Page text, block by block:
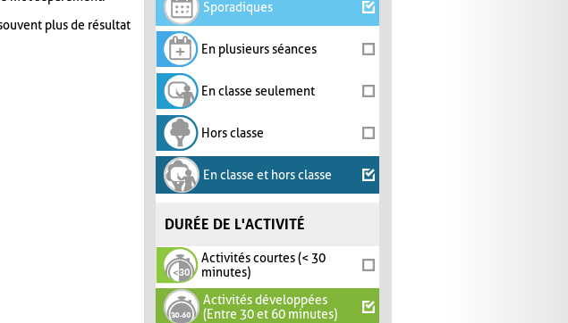
Sporadiques
En plusieurs séances
En classe seulement
Hors classe
En classe et hors classe
DURÉE DE L'ACTIVITÉ
Activités courtes (< 30
minutes)
Activités développées
(Entre 30 et 60 minutes)
plus de résultat